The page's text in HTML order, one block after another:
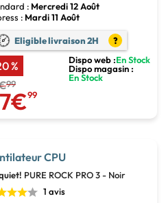
: Mercredi 12 Août
: Mardi 11 Août
Eligible livraison 2H ?
%
99
99
Dispo web :En Stock
Dispo magasin :
En Stock
CPU
PURE ROCK PRO 3 - Noir
1 avis